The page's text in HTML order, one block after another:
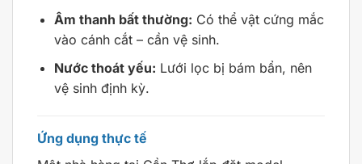
Âm thanh bất thường: Có thể vật cứng mắc
vào cánh cắt – cần vệ sinh.
Nước thoát yếu: Lưới lọc bị bám bẩn, nên
vệ sinh định kỳ.
Ứng dụng thực tế